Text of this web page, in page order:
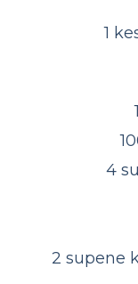
1
4
2 supene